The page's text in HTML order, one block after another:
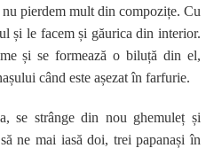
nu pierdem mult din compozițe. Cu
și le facem și găurica din interior.
și se formează o biluță din el,
când este așezat în farfurie.
se strânge din nou ghemuleț și
ne mai iasă doi, trei papanași în